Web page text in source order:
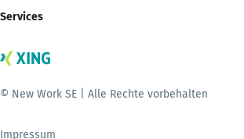
Services
© New Work SE | Alle Rechte vorbehalten
Impressum